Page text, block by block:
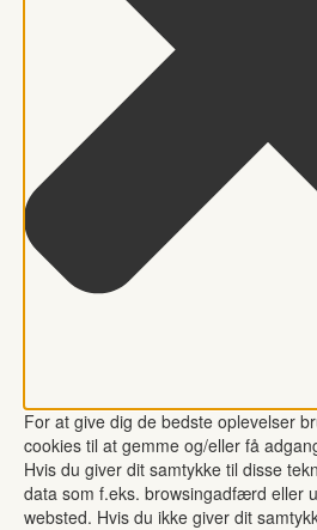
For at give dig de bedste oplevelser
cookies til at gemme og/eller få
Hvis du giver dit samtykke til disse
data som f.eks. browsingadfærd eller
websted. Hvis du ikke giver dit